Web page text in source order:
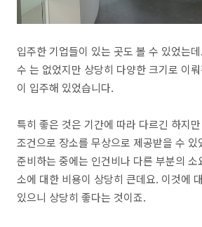
입주한 기업들이 있는 곳도 볼 수 있었는
수 는 없었지만 상당히 다양한 크기로 이
이 입주해 있었습니다.
특히 좋은 것은 기간에 따라 다르긴 하지
조건으로 장소를 무상으로 제공받을 수
준비하는 중에는 인건비나 다른 부분의
소에 대한 비용이 상당히 큰데요. 이것에
있으니 상당히 좋다는 것이죠.